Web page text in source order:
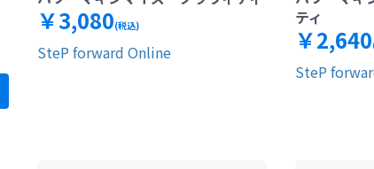
￥3,080(税込)
SteP forward Online
ティ
￥2,640
SteP